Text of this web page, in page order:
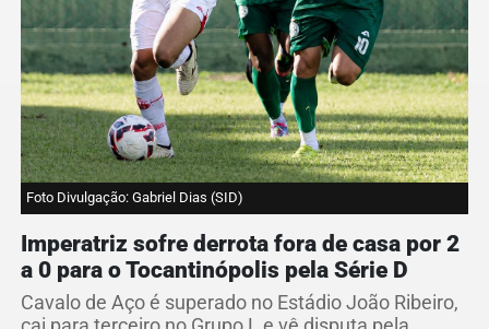
Foto Divulgação: Gabriel Dias (SID)
Imperatriz sofre derrota fora de casa por 2
a 0 para o Tocantinópolis pela Série D
Cavalo de Aço é superado no Estádio João Ribeiro,